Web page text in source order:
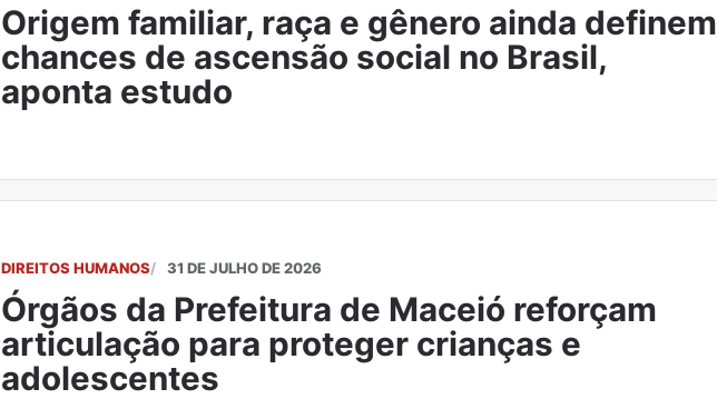
Origem familiar, raça e gênero ainda definem
chances de ascensão social no Brasil,
aponta estudo
DIREITOS HUMANOS 31 DE JULHO DE 2026
Órgãos da Prefeitura de Maceió reforçam
articulação para proteger crianças e
adolescentes